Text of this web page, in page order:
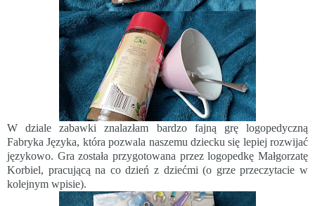
W dziale zabawki znalazłam bardzo fajną grę logopedyczną
Fabryka Języka, która pozwala naszemu dziecku się lepiej rozwijać
językowo. Gra została przygotowana przez logopedkę Małgorzatę
Korbiel, pracującą na co dzień z dziećmi (o grze przeczytacie w
kolejnym wpisie).